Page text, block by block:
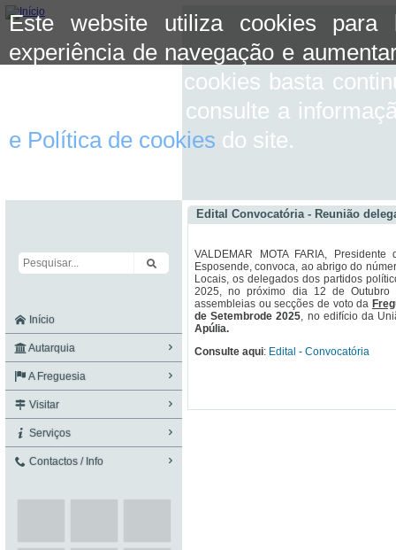
Este website utiliza cookies para
experiência de navegação e
aceitar o uso de cookies basta
mais informação consulte a
e Política de cookies do site.
Início
Autarquia
A Freguesia
Visitar
Serviços
Contactos / Info
Edital Convocatória - Reunião
VALDEMAR MOTA FARIA,
Esposende, convoca, ao abrigo do
Locais, os delegados dos partidos
2025, no próximo dia 12 de
assembleias ou secções de voto da
de Setembrode 2025, no edifício da
Apúlia.
Consulte aqui: Edital - Convocatória